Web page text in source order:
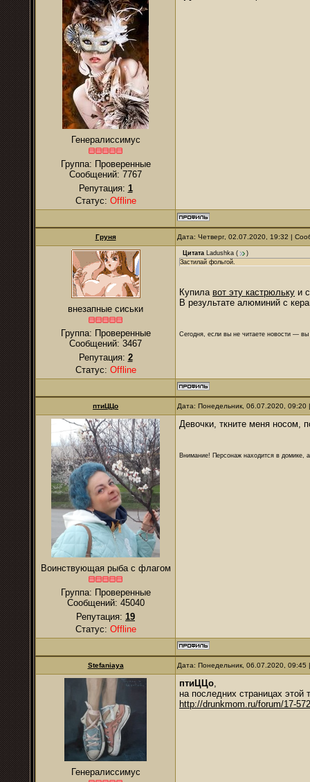
Генералиссимус
Группа: Проверенные
Сообщений: 7767
Репутация: 1
Статус: Offline
Груня Дата: Четверг, 02.07.2020, 19:32 |
внезапные сиськи
Группа: Проверенные
Сообщений: 3467
Репутация: 2
Статус: Offline
Цитата Ladushka (
)
Застилай фольгой.
Купила вот эту кастрюльку и
В результате алюминий с
Сегодня, если вы не читаете новости —
птиЦЦо Дата: Понедельник, 06.07.2020,
Воинствующая рыба с флагом
Группа: Проверенные
Сообщений: 45040
Репутация: 19
Статус: Offline
Девочки, ткните меня носом,
Внимание! Персонаж находится в домике,
Stefaniaya Дата: Понедельник, 06.07.2020,
Генералиссимус
птиЦЦо,
на последних страницах этой
http://drunkmom.ru/forum/17-